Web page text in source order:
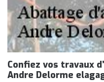
Confiez vos travaux
Andre Delorme